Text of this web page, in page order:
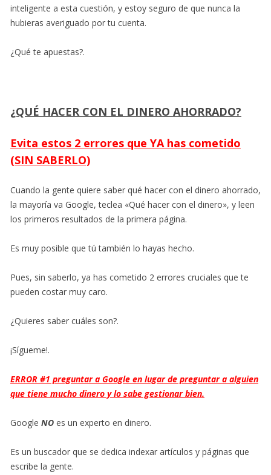
inteligente a esta cuestión, y estoy seguro de que nunca la
hubieras averiguado por tu cuenta.
¿Qué te apuestas?.
¿QUÉ HACER CON EL DINERO AHORRADO?
Evita estos 2 errores que YA has cometido
(SIN SABERLO)
Cuando la gente quiere saber qué hacer con el dinero ahorrado,
la mayoría va Google, teclea «Qué hacer con el dinero», y leen
los primeros resultados de la primera página.
Es muy posible que tú también lo hayas hecho.
Pues, sin saberlo, ya has cometido 2 errores cruciales que te
pueden costar muy caro.
¿Quieres saber cuáles son?.
¡Sígueme!.
ERROR #1 preguntar a Google en lugar de preguntar a alguien
que tiene mucho dinero y lo sabe gestionar bien.
Google NO es un experto en dinero.
Es un buscador que se dedica indexar artículos y páginas que
escribe la gente.